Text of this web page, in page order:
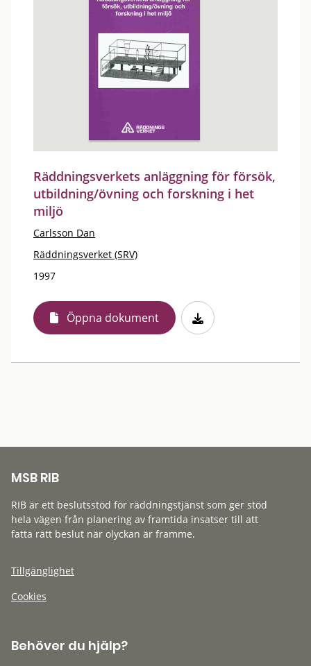
Räddningsverkets anläggning för försök,
utbildning/övning och forskning i het
miljö
Carlsson Dan
Räddningsverket (SRV)
1997
Öppna dokument
MSB RIB
RIB är ett beslutsstöd för räddningstjänst som ger stöd
hela vägen från planering av framtida insatser till att
fatta rätt beslut när olyckan är framme.
Tillgänglighet
Cookies
Behöver du hjälp?